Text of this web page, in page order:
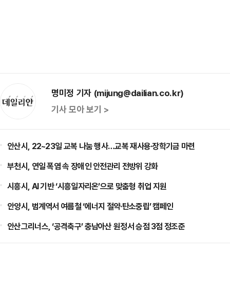
명미정 기자 (mijung@dailian.co.kr)
기사 모아 보기 >
안산시, 22~23일 교복 나눔 행사…교복 재사용·장학기금 마련
부천시, 연일 폭염 속 장애인 안전관리 전방위 강화
시흥시, AI 기반 ‘시흥일자리온’으로 맞춤형 취업 지원
안양시, 범계역서 여름철 ‘에너지 절약·탄소중립’ 캠페인
안산그리너스, ‘공격축구’ 충남아산 원정서 승점 3점 정조준